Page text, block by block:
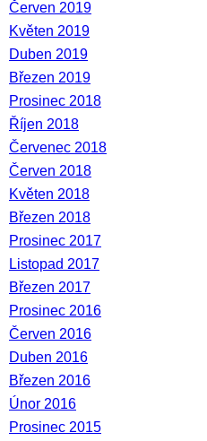
Červen 2019
Květen 2019
Duben 2019
Březen 2019
Prosinec 2018
Říjen 2018
Červenec 2018
Červen 2018
Květen 2018
Březen 2018
Prosinec 2017
Listopad 2017
Březen 2017
Prosinec 2016
Červen 2016
Duben 2016
Březen 2016
Únor 2016
Prosinec 2015